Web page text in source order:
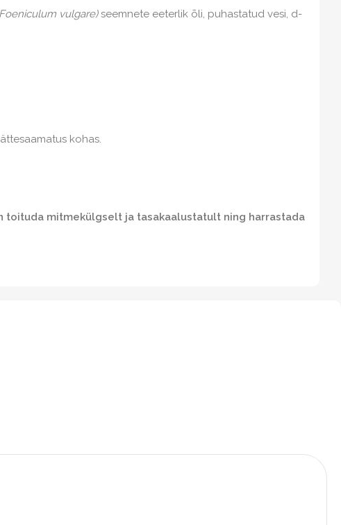
vulgare)seemnete eeterlik õli, puhastatud vesi, d-
kohas.
toituda mitmekülgselt ja tasakaalustatult ning harrastada